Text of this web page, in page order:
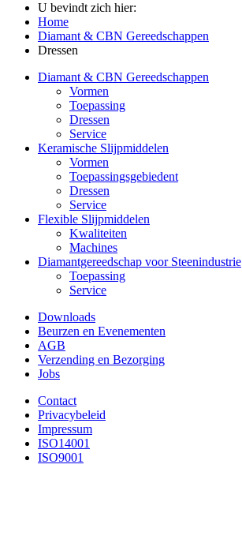
U bevindt zich hier:
Home
Diamant & CBN Gereedschappen
Dressen
Diamant & CBN Gereedschappen
Vormen
Toepassing
Dressen
Service
Keramische Slijpmiddelen
Vormen
Toepassingsgebiedent
Dressen
Service
Flexible Slijpmiddelen
Kwaliteiten
Machines
Diamantgereedschap voor Steenindustrie
Toepassing
Service
Downloads
Beurzen en Evenementen
AGB
Verzending en Bezorging
Jobs
Contact
Privacybeleid
Impressum
ISO14001
ISO9001